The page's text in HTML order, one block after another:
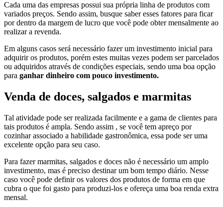
Cada uma das empresas possui sua própria linha de produtos com
variados preços. Sendo assim, busque saber esses fatores para ficar
por dentro da margem de lucro que você pode obter mensalmente ao
realizar a revenda.
Em alguns casos será necessário fazer um investimento inicial para
adquirir os produtos, porém estes muitas vezes podem ser parcelados
ou adquiridos através de condições especiais, sendo uma boa opção
para ganhar dinheiro com pouco investimento.
Venda de doces, salgados e marmitas
Tal atividade pode ser realizada facilmente e a gama de clientes para
tais produtos é ampla. Sendo assim , se você tem apreço por
cozinhar associado a habilidade gastronômica, essa pode ser uma
excelente opção para seu caso.
Para fazer marmitas, salgados e doces não é necessário um amplo
investimento, mas é preciso destinar um bom tempo diário. Nesse
caso você pode definir os valores dos produtos de forma em que
cubra o que foi gasto para produzi-los e ofereça uma boa renda extra
mensal.